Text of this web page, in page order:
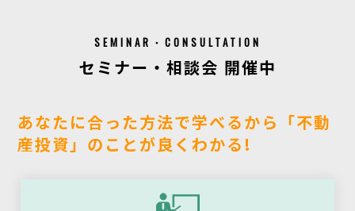
SEMINAR・CONSULTATION
セミナー・相談会 開催中
あなたに合った方法で学べるから「不動
産投資」のことが良くわかる!